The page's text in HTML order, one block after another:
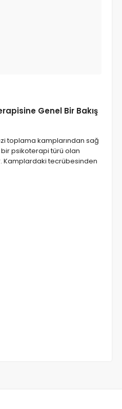
Genel Bir Bakış
toplama kamplarından sağ
psikoterapi türü olan
Kamplardaki tecrübesinden